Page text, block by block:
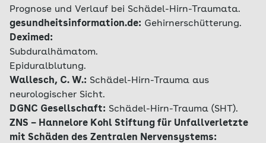
Prognose und Verlauf bei Schädel-Hirn-Traumata.
gesundheitsinformation.de: Gehirnerschütterung.
Deximed:
Subduralhämatom.
Epiduralblutung.
Wallesch, C. W.: Schädel-Hirn-Trauma aus
neurologischer Sicht.
DGNC Gesellschaft: Schädel-Hirn-Trauma (SHT).
ZNS – Hannelore Kohl Stiftung für Unfallverletzte
mit Schäden des Zentralen Nervensystems: